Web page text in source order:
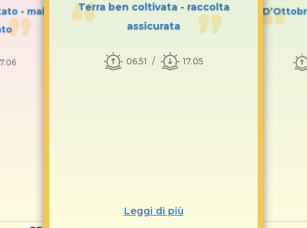
- mai
Terra ben coltivata - raccolta
assicurata
06.51 17.05
Leggi di più